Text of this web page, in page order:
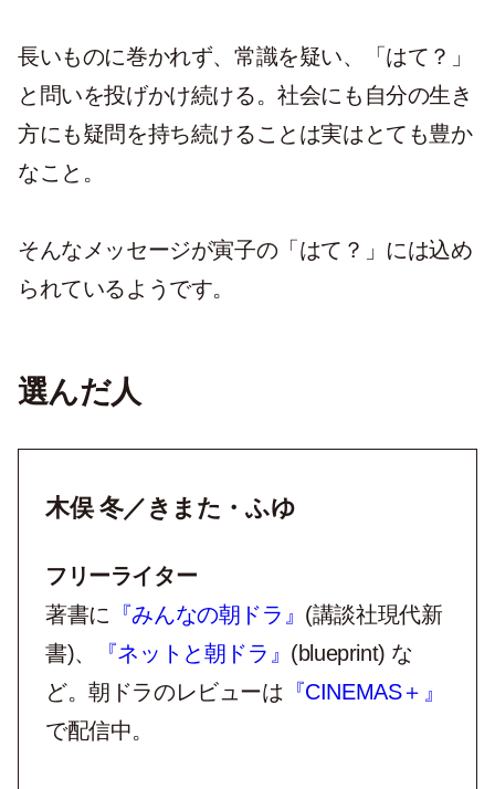
長いものに巻かれず、常識を疑い、「はて？」
と問いを投げかけ続ける。社会にも自分の生き
方にも疑問を持ち続けることは実はとても豊か
なこと。
そんなメッセージが寅子の「はて？」には込め
られているようです。
選んだ人
木俣 冬／きまた・ふゆ
フリーライター
著書に 『みんなの朝ドラ』 (講談社現代新
書)、
『ネットと朝ドラ』 (blueprint) な
ど。朝ドラのレビューは 『CINEMAS＋』
で配信中。